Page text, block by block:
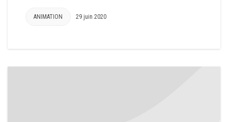
ANIMATION 29 juin 2020